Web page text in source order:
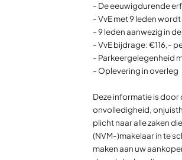
- De eeuwigdurende
- VvE met 9 leden
- 9 leden aanwezig in de
- VvE bijdrage: €116,-
- Parkeergelegenheid
- Oplevering in overleg
Deze informatie is
onvolledigheid,
plicht naar alle zaken
(NVM-)makelaar in te
maken aan uw